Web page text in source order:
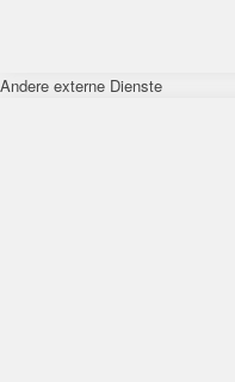
Andere externe Dienste